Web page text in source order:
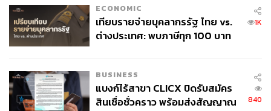
ECONOMIC
เทียบรายจ่ายบุคลากรรัฐ ไทย vs.
ต่างประเทศ: พบภาษีทุก 100 บาท
1K
BUSINESS
แบงก์ไร้สาขา CLICX ปิดรับสมัคร
สินเชื่อชั่วคราว พร้อมส่งสัญญาณ
840